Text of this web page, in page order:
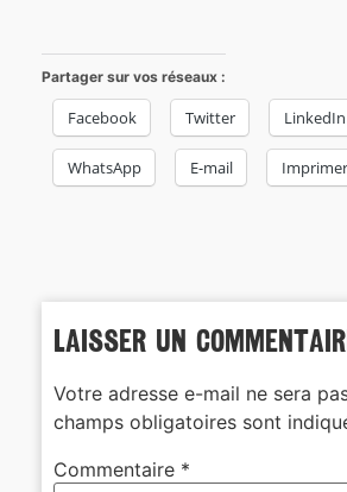
Partager sur vos réseaux :
Facebook Twitter LinkedIn
WhatsApp E-mail Imprimer
Laisser un
Votre adresse e-mail ne sera
champs obligatoires sont
Commentaire *